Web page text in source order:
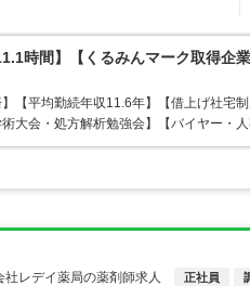
時間】【くるみんマーク取得
】【平均勤続年収11.6年】【借上げ社
大会・処方解析勉強会】【バイヤー・
レデイ薬局の薬剤師求人
正社員